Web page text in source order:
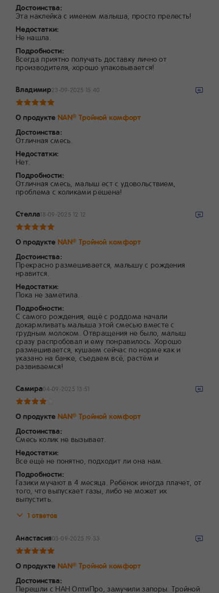
Достоинства:
Эта наклейка с именем малыша, просто прелесть!
Недостатки:
Не нашла.
Подробности:
Всегда приятно получать доставку лично от
производителя, хорошо упаковывается!
Владимир23-09-2025 15:40
О продукте NAN® Тройной комфорт
Достоинства:
Отличная смесь.
Недостатки:
Нет.
Подробности:
Отличная смесь, малыш ест с удовольствием,
проблема с коликами решена!
Стелла18-09-2025 12:12
О продукте NAN® Тройной комфорт
Достоинства:
Прекрасно размешивается, малышу с рождения
нравится.
Недостатки:
Пока не заметила.
Подробности:
С самого рождения, ещё с роддома начали
докармливать малыша этой смесью вместе с
грудным молоком. Отвращения не было, малыш
сразу распробовал и ему понравилось. Хорошо
размешивается, кушаем сейчас по норме как и
указано на банке, съедаем всё, растём и
развиваемся!
Самира04-09-2025 13:51
О продукте NAN® Тройной комфорт
Достоинства:
Смесь колик не вызывает.
Недостатки:
Все ещё не понятно, подходит ли она нам.
Подробности:
Газики мучают в 4 месяца. Ребёнок иногда плачет, от
того, что выпускает газы, либо не может их
выпустить.
1 ответов
Анастасия03-09-2025 19:33
О продукте NAN® Тройной комфорт
Достоинства:
Перешли с НАН ОптиПро, замучили запоры. Тройной